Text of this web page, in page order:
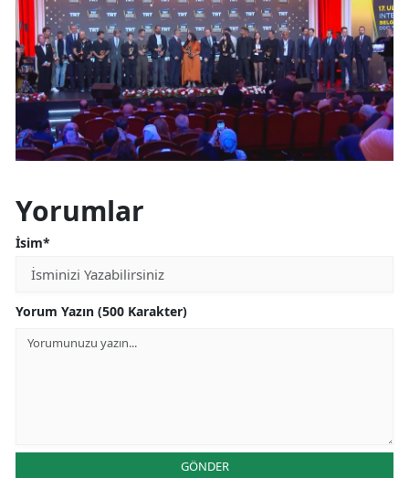
Yorumlar
İsim*
Yorum Yazın (500 Karakter)
GÖNDER